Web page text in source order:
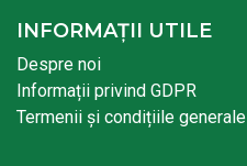
INFORMAȚII UTILE
Despre noi
Informații privind GDPR
Termenii și condițiile generale